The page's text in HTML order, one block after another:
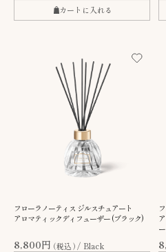
カートに入れる
フローラノーティス ジルスチュアート
アロマティックディフューザー (ブラック)
8,800円（税込） Black